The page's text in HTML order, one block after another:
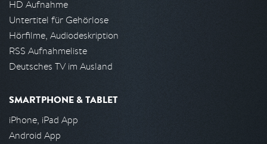
HD Aufnahme
Untertitel für Gehörlose
Hörfilme, Audiodeskription
RSS Aufnahmeliste
Deutsches TV im Ausland
SMARTPHONE & TABLET
iPhone, iPad App
Android App